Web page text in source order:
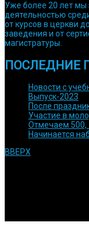
Уже более 20 лет мы
деятельностью
от курсов в церкви
заведения и от
магистратуры.
ПОСЛЕДНИЕ
Новости с
Выпуск-2023
После
Участие в
Отмечаем 500,
Начинается
ВВЕРХ